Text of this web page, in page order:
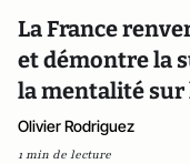
La France
et démontre la
la mentalité sur
Olivier Rodriguez
1 min de lecture